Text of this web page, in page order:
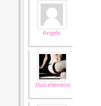
Angels
DulceVeneno